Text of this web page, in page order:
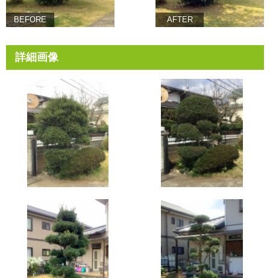
BEFORE AFTER
詳細画像